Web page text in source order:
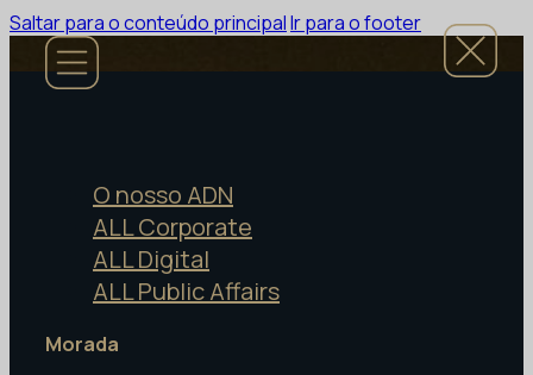
Saltar para o conteúdo principalIr para o footer
O nosso ADN
ALL Corporate
ALL Digital
ALL Public Affairs
Morada